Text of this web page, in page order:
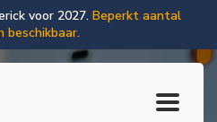
voor 2027. Beperkt aantal
beschikbaar.